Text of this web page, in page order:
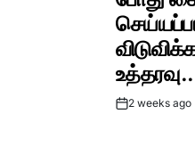
உத்தரவு..
Post2 weeks ago